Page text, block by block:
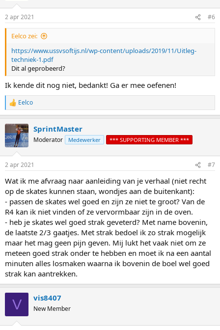
2 apr 2021 #6
Eelco zei:
https://www.ussvsoftijs.nl/wp-content/uploads/2019/11/Uitleg-
techniek-1.pdf
Dit al geprobeerd?
Ik kende dit nog niet, bedankt! Ga er mee oefenen!
R
e
t
i
s
Eelco
SprintMaster
Moderator Medewerker *** SUPPORTING MEMBER ***
2 apr 2021 #7
Wat ik me afvraag naar aanleiding van je verhaal (niet recht
op de skates kunnen staan, wondjes aan de buitenkant):
- passen de skates wel goed en zijn ze niet te groot? Van de
R4 kan ik niet vinden of ze vervormbaar zijn in de oven.
- heb je skates wel goed strak geveterd? Met name bovenin,
de laatste 2/3 gaatjes. Met strak bedoel ik zo strak mogelijk
maar het mag geen pijn geven. Mij lukt het vaak niet om ze
meteen goed strak onder te hebben en moet ik na een aantal
minuten alles losmaken waarna ik bovenin de boel wel goed
strak kan aantrekken.
V vis8407
New Member